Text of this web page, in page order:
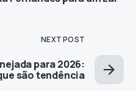
NEXT POST
para 2026:
são tendência